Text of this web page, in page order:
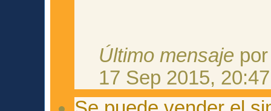
Último mensaje
17 Sep 2015, 20:47